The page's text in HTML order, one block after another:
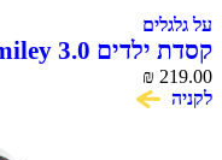
על גלגלים
קסדת ילדים ABUS Smiley 3.0
₪ 219.00
לקניה